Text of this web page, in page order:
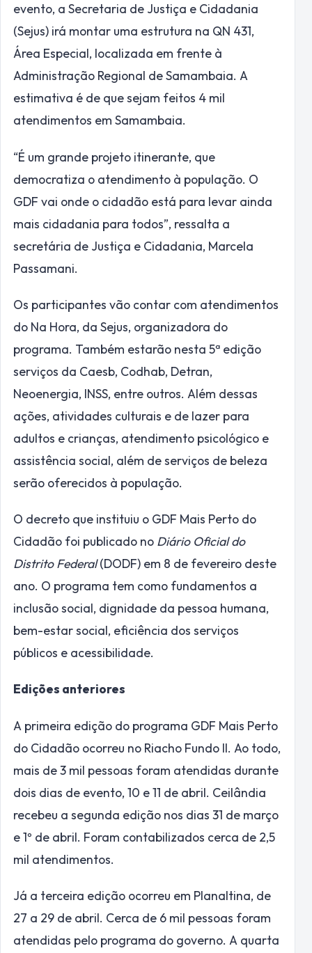
evento, a Secretaria de Justiça e Cidadania
(Sejus) irá montar uma estrutura na QN 431,
Área Especial, localizada em frente à
Administração Regional de Samambaia. A
estimativa é de que sejam feitos 4 mil
atendimentos em Samambaia.
“É um grande projeto itinerante, que
democratiza o atendimento à população. O
GDF vai onde o cidadão está para levar ainda
mais cidadania para todos”, ressalta a
secretária de Justiça e Cidadania, Marcela
Passamani.
Os participantes vão contar com atendimentos
do Na Hora, da Sejus, organizadora do
programa. Também estarão nesta 5ª edição
serviços da Caesb, Codhab, Detran,
Neoenergia, INSS, entre outros. Além dessas
ações, atividades culturais e de lazer para
adultos e crianças, atendimento psicológico e
assistência social, além de serviços de beleza
serão oferecidos à população.
O decreto que instituiu o GDF Mais Perto do
Cidadão foi publicado no Diário Oficial do
Distrito Federal(DODF) em 8 de fevereiro deste
ano. O programa tem como fundamentos a
inclusão social, dignidade da pessoa humana,
bem-estar social, eficiência dos serviços
públicos e acessibilidade.
Edições anteriores
A primeira edição do programa GDF Mais Perto
do Cidadão ocorreu no Riacho Fundo II. Ao todo,
mais de 3 mil pessoas foram atendidas durante
dois dias de evento, 10 e 11 de abril. Ceilândia
recebeu a segunda edição nos dias 31 de março
e 1º de abril. Foram contabilizados cerca de 2,5
mil atendimentos.
Já a terceira edição ocorreu em Planaltina, de
27 a 29 de abril. Cerca de 6 mil pessoas foram
atendidas pelo programa do governo. A quarta